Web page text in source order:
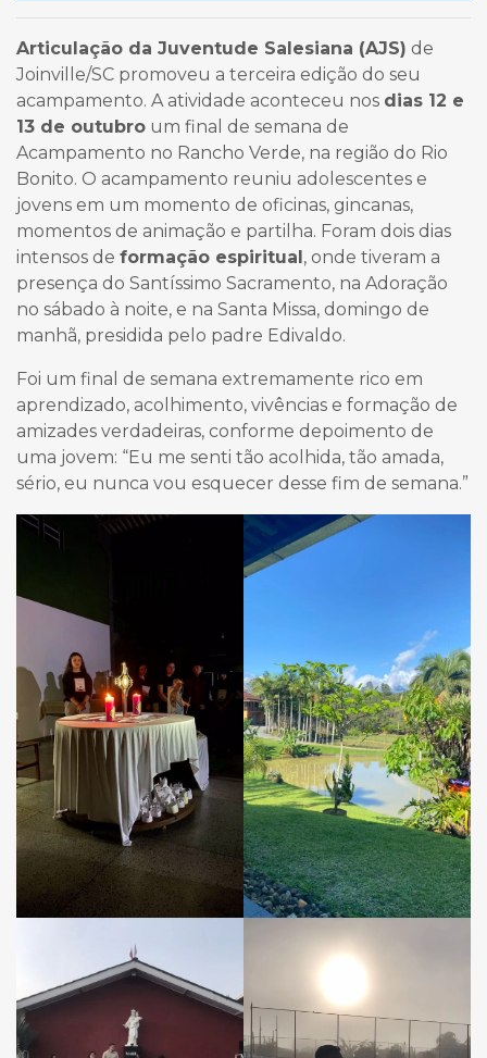
Articulação da Juventude Salesiana (AJS) de
Joinville/SC promoveu a terceira edição do seu
acampamento. A atividade aconteceu nos dias 12 e
13 de outubro um final de semana de
Acampamento no Rancho Verde, na região do Rio
Bonito. O acampamento reuniu adolescentes e
jovens em um momento de oficinas, gincanas,
momentos de animação e partilha. Foram dois dias
intensos de formação espiritual, onde tiveram a
presença do Santíssimo Sacramento, na Adoração
no sábado à noite, e na Santa Missa, domingo de
manhã, presidida pelo padre Edivaldo.
Foi um final de semana extremamente rico em
aprendizado, acolhimento, vivências e formação de
amizades verdadeiras, conforme depoimento de
uma jovem: “Eu me senti tão acolhida, tão amada,
sério, eu nunca vou esquecer desse fim de semana.”